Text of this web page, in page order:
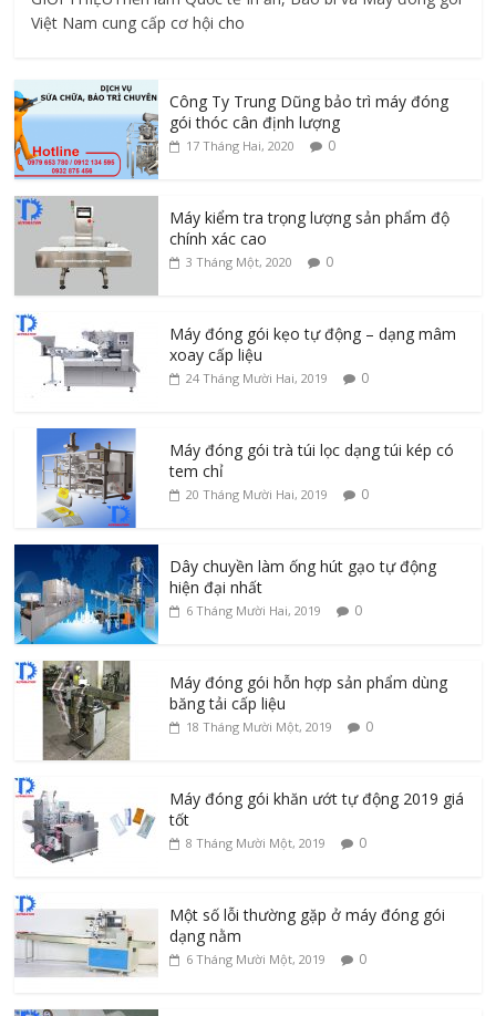
Việt Nam cung cấp cơ hội cho
Công Ty Trung Dũng bảo trì máy đóng
gói thóc cân định lượng
17 Tháng Hai, 2020 0
Máy kiểm tra trọng lượng sản phẩm độ
chính xác cao
3 Tháng Một, 2020 0
Máy đóng gói kẹo tự động – dạng mâm
xoay cấp liệu
24 Tháng Mười Hai, 2019 0
Máy đóng gói trà túi lọc dạng túi kép có
tem chỉ
20 Tháng Mười Hai, 2019 0
Dây chuyền làm ống hút gạo tự động
hiện đại nhất
6 Tháng Mười Hai, 2019 0
Máy đóng gói hỗn hợp sản phẩm dùng
băng tải cấp liệu
18 Tháng Mười Một, 2019 0
Máy đóng gói khăn ướt tự động 2019 giá
tốt
8 Tháng Mười Một, 2019 0
Một số lỗi thường gặp ở máy đóng gói
dạng nằm
6 Tháng Mười Một, 2019 0